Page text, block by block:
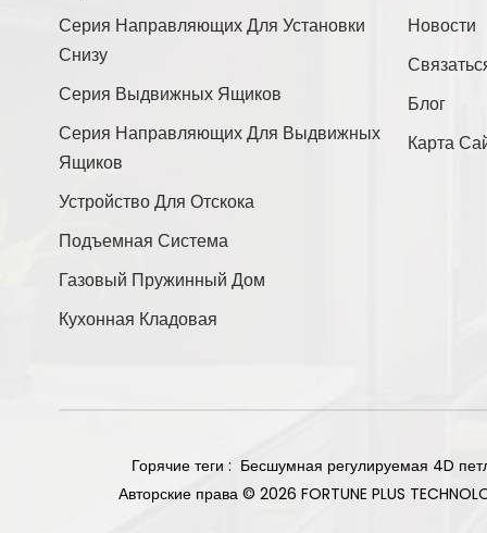
почте или телефону.
Связаться С Нами
Новые Продукты
Прямое основание,
угол наклона 105
градусов, вес 85 г,
петли с плавным
Читать Далее
накладная
отверстия,
никелированное
покрытие.
Серия Направляющих Для Установки
Снизу
Серия Выдвижных Ящиков
Серия Направляющих Для Выдвижных
Ящиков
Устройство Для Отскока
Подъемная Система
Газовый Пружинный Дом
Кухонная Кладовая
Новости
Блог
Карта
Горячие теги : Бесшумная регулируемая 4D
Авторские права © 2026 FORTUNE PLUS